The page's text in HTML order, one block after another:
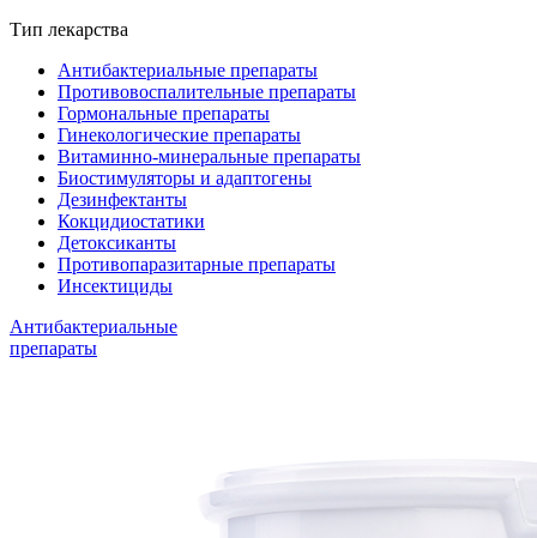
Тип лекарства
Антибактериальные препараты
Противовоспалительные препараты
Гормональные препараты
Гинекологические препараты
Витаминно-минеральные препараты
Биостимуляторы и адаптогены
Дезинфектанты
Кокцидиостатики
Детоксиканты
Противопаразитарные препараты
Инсектициды
Антибактериальные
препараты